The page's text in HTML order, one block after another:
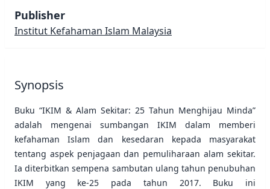
Publisher
Institut Kefahaman Islam Malaysia
Synopsis
Buku “IKIM & Alam Sekitar: 25 Tahun Menghijau Minda”
adalah mengenai sumbangan IKIM dalam memberi
kefahaman Islam dan kesedaran kepada masyarakat
tentang aspek penjagaan dan pemuliharaan alam sekitar.
Ia diterbitkan sempena sambutan ulang tahun penubuhan
IKIM yang ke-25 pada tahun 2017. Buku ini